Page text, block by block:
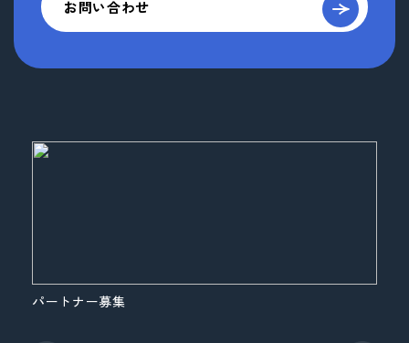
お問い合わせ
パートナー募集